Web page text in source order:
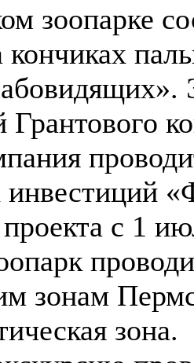
зоопарке
кончиках
инвестиций
с 1
зонам
зона.